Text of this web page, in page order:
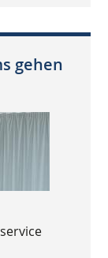
gehen